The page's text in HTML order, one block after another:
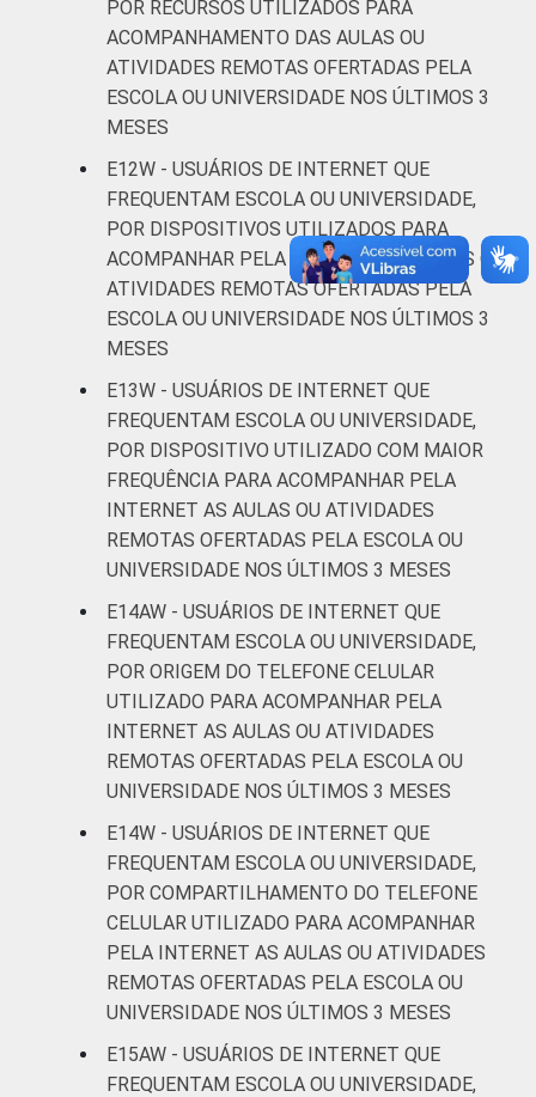
POR RECURSOS UTILIZADOS PARA
ACOMPANHAMENTO DAS AULAS OU
ATIVIDADES REMOTAS OFERTADAS PELA
ESCOLA OU UNIVERSIDADE NOS ÚLTIMOS 3
MESES
E12W - USUÁRIOS DE INTERNET QUE
FREQUENTAM ESCOLA OU UNIVERSIDADE,
POR DISPOSITIVOS UTILIZADOS PARA
ACOMPANHAR PELA INTERNET AS AULAS OU
ATIVIDADES REMOTAS OFERTADAS PELA
ESCOLA OU UNIVERSIDADE NOS ÚLTIMOS 3
MESES
E13W - USUÁRIOS DE INTERNET QUE
FREQUENTAM ESCOLA OU UNIVERSIDADE,
POR DISPOSITIVO UTILIZADO COM MAIOR
FREQUÊNCIA PARA ACOMPANHAR PELA
INTERNET AS AULAS OU ATIVIDADES
REMOTAS OFERTADAS PELA ESCOLA OU
UNIVERSIDADE NOS ÚLTIMOS 3 MESES
E14AW - USUÁRIOS DE INTERNET QUE
FREQUENTAM ESCOLA OU UNIVERSIDADE,
POR ORIGEM DO TELEFONE CELULAR
UTILIZADO PARA ACOMPANHAR PELA
INTERNET AS AULAS OU ATIVIDADES
REMOTAS OFERTADAS PELA ESCOLA OU
UNIVERSIDADE NOS ÚLTIMOS 3 MESES
E14W - USUÁRIOS DE INTERNET QUE
FREQUENTAM ESCOLA OU UNIVERSIDADE,
POR COMPARTILHAMENTO DO TELEFONE
CELULAR UTILIZADO PARA ACOMPANHAR
PELA INTERNET AS AULAS OU ATIVIDADES
REMOTAS OFERTADAS PELA ESCOLA OU
UNIVERSIDADE NOS ÚLTIMOS 3 MESES
E15AW - USUÁRIOS DE INTERNET QUE
FREQUENTAM ESCOLA OU UNIVERSIDADE,